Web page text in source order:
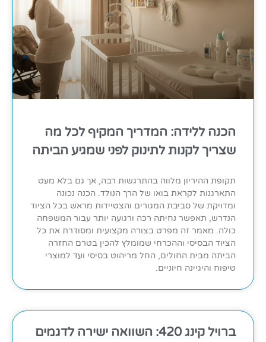
הכנה ללידה: המדריך המקיף לכל מה
שצריך לקנות לתינוק לפני שמגיע הביתה
תקופת ההיריון מלווה בהתרגשות רבה, אך גם בלא מעט
התארגנות לקראת בואו של הרך הנולד. הכנה נכונה
ומדויקת של סביבת המגורים והצטיידות מראש בכל הציוד
הנדרש, תאפשר נחיתה רכה ורגועה יותר עבור המשפחה
כולה. מאמר זה מפרט בצורה מקצועית ומסודרת את כל
הציוד הבסיסי וההכרחי שמומלץ להכין בטרם החזרה
הביתה מבית החולים, החל מריהוט בסיסי ועד למוצרי
טיפוח והיגיינה חיוניים.
ברויל קינג 420: השוואה ישירה לדגמים